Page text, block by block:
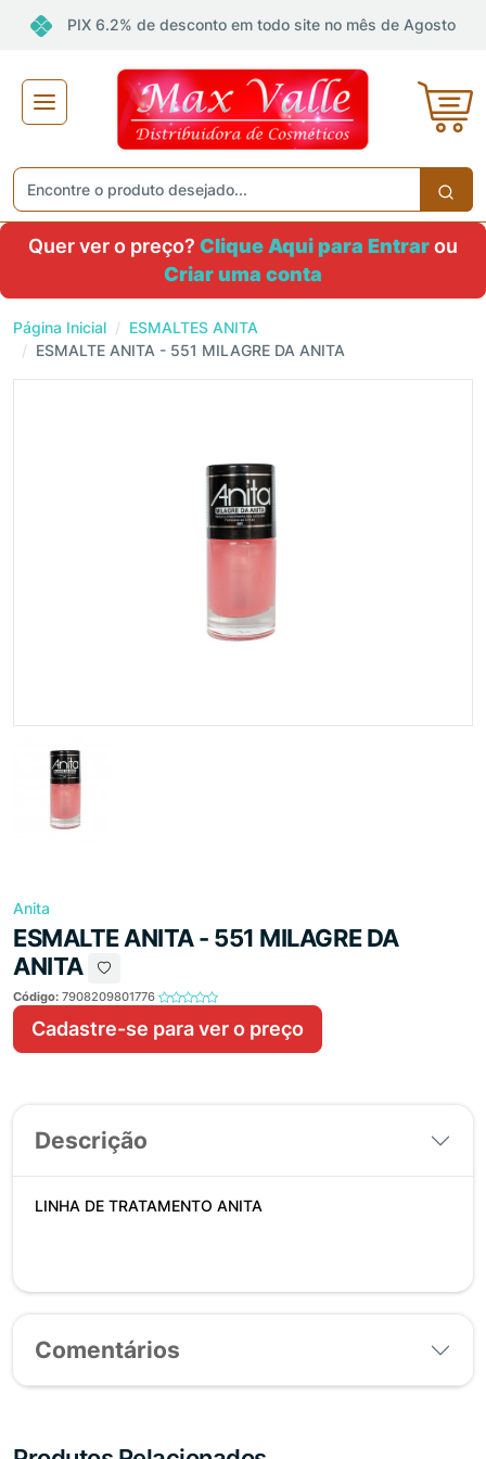
PIX 6.2% de desconto em todo site no mês de Agosto
Quer ver o preço? Clique Aqui para Entrarou
Criar uma conta
Página Inicial
ESMALTES ANITA
ESMALTE ANITA - 551 MILAGRE DA ANITA
Anita
ESMALTE ANITA - 551 MILAGRE DA
ANITA
Código: 7908209801776
Cadastre-se para ver o preço
Descrição
LINHA DE TRATAMENTO ANITA
Comentários